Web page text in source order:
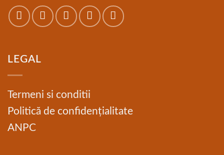
LEGAL
Termeni si conditii
Politică de confidențialitate
ANPC